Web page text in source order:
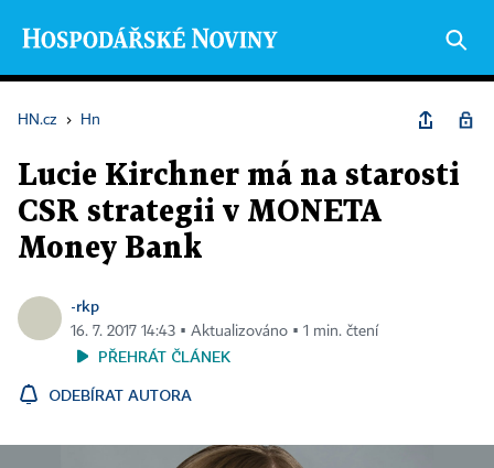
HN.cz › Hn
Lucie Kirchner má na starosti
CSR strategii v MONETA
Money Bank
-rkp
16. 7. 2017 14:43 ▪ Aktualizováno ▪ 1 min. čtení
PŘEHRÁT ČLÁNEK
ODEBÍRAT AUTORA